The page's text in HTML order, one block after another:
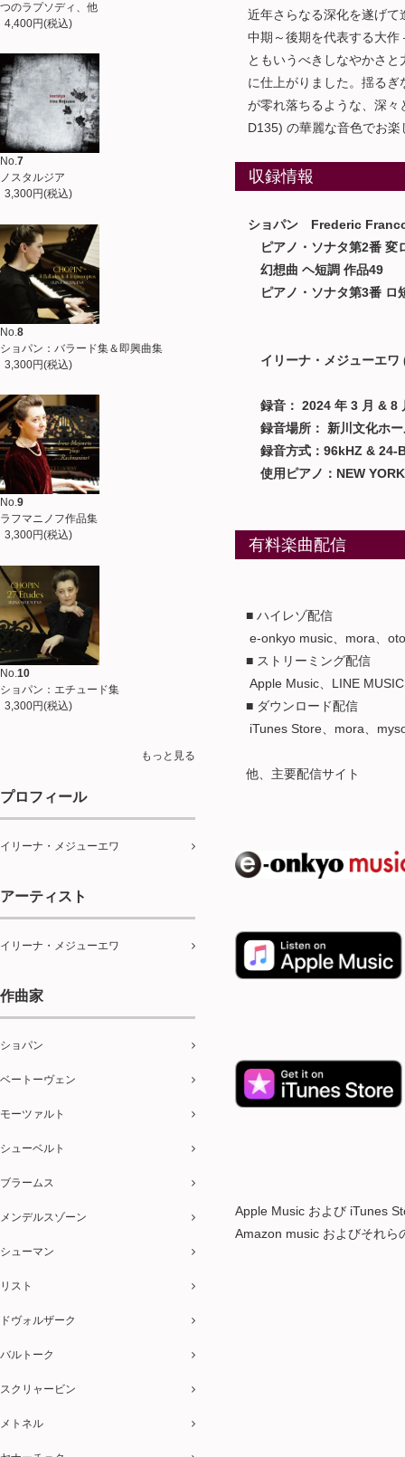
つのラプソディ、他
4,400円(税込)
No.7
ノスタルジア
3,300円(税込)
No. 8
ショパン：バラード集＆即興曲集
3,300円(税込)
No.9
ラフマニノフ作品集
3,300円(税込)
No. 10
ショパン：エチュード集
3,300円(税込)
もっと見る
プロフィール
イリーナ・メジューエワ
アーティスト
イリーナ・メジューエワ
作曲家
ショパン
ベートーヴェン
モーツァルト
シューベルト
ブラームス
メンデルスゾーン
シューマン
リスト
ドヴォルザーク
バルトーク
スクリャービン
メトネル
近年さらなる深化を遂げて
中期～後期を代表する大作
ともいうべきしなやかさと
に仕上がりました。揺るぎ
が零れ落ちるような、深々
D135) の華麗な音色でお楽
収録情報
ショパン Frederic
ピアノ・ソナタ第2番 変
幻想曲 ヘ短調 作品49
ピアノ・ソナタ第3番 ロ
イリーナ・メジューエワ
録音： 2024 年 3 月 & 8
録音場所： 新川文化ホー
録音方式：96kHZ & 24-
使用ピアノ：NEW YORK
有料楽曲配信
■ ハイレゾ配信
e-onkyo music、mora、
■ ストリーミング配信
Apple Music、LINE MUSIC
■ ダウンロード配信
iTunes Store、mora、
他、主要配信サイト
Apple Music および iTunes
Amazon music およびそれら